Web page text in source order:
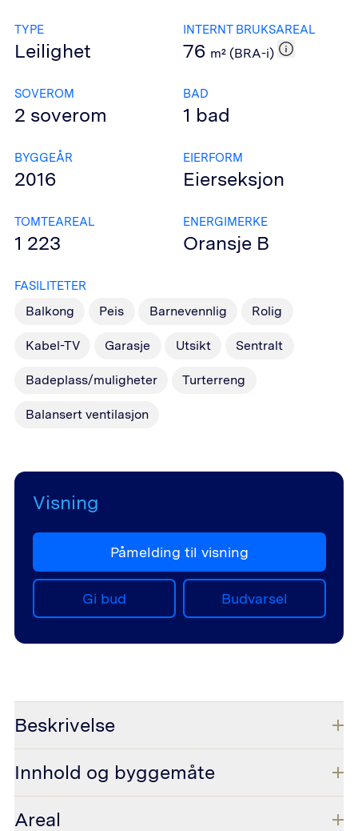
TYPE
Leilighet
INTERNT BRUKSAREAL
76 m² (BRA-i)
SOVEROM
2 soverom
BAD
1 bad
BYGGEÅR
2016
EIERFORM
Eierseksjon
TOMTEAREAL
1 223
ENERGIMERKE
Oransje B
FASILITETER
Balkong Peis Barnevennlig Rolig
Kabel-TV Garasje Utsikt Sentralt
Badeplass/muligheter Turterreng
Balansert ventilasjon
Visning
Påmelding til visning
Gi bud Budvarsel
Beskrivelse
Innhold og byggemåte
Areal